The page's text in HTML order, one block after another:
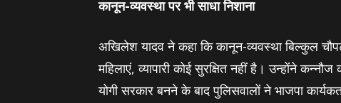
कानून-व्‍यवस्‍था पर भी साधा निशाना
अखिलेश यादव ने कहा कि कानून-व्‍यवस्‍था बिल्‍कुल
महिलाएं, व्‍यापारी कोई सुरक्षित नहीं है। उन्‍होंने
योगी सरकार बनने के बाद पुलिसवालों ने भाजपा